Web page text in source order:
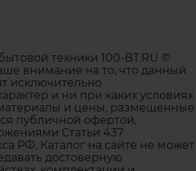
техники 100-BT.RU ©
внимание на то, что данный
исключительно
и ни при каких условиях
и цены, размещенные
публичной офертой,
Статьи 437
РФ. Каталог на сайте не может
достоверную